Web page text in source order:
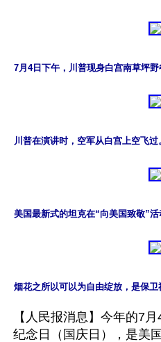
7月4日下午，川普现身白宫南草坪野
川普在演讲时，空军从白宫上空飞过
美国最新式的坦克在“向美国致敬”活
烟花之所以可以为自由绽放，是保
【人民报消息】今年的7
纪念日（国庆日），是美